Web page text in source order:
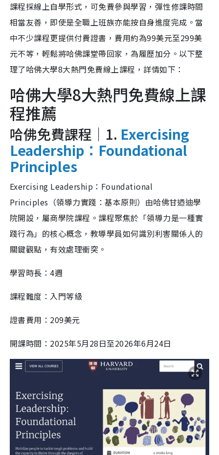
課程採線上自學形式，可免費參與學習，彈性修課時間
相當友善，即使是全職上班族亦能按自身進度完成。當
中不少課程更提供付費證書，費用約為99美元至299美
元不等，輕鬆將哈佛課堂帶回家，為履歷加分。以下整
理了哈佛大學8大熱門免費線上課程，詳情如下：
哈佛大學8大熱門免費線上課
程推薦
哈佛免費課程｜1. Exercising
Leadership：Foundational
Principles
Exercising Leadership：Foundational
Principles（領導力實踐：基本原則）由哈佛甘迺迪學
院開設，屬商學院課程。課程聚焦於「領導力是一種實
踐行為」的核心概念，教導學員如何識別利害關係人的
關鍵觀點，有效處理衝突。
學習時長：4週
課程難度：入門等級
證書費用：209美元
開課時間：2025年5月28日至2026年6月24日